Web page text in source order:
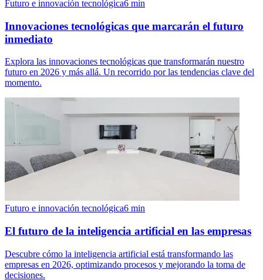
Futuro e innovación tecnológica6 min
Innovaciones tecnológicas que marcarán el futuro
inmediato
Explora las innovaciones tecnológicas que transformarán nuestro
futuro en 2026 y más allá. Un recorrido por las tendencias clave del
momento.
Futuro e innovación tecnológica6 min
El futuro de la inteligencia artificial en las empresas
Descubre cómo la inteligencia artificial está transformando las
empresas en 2026, optimizando procesos y mejorando la toma de
decisiones.